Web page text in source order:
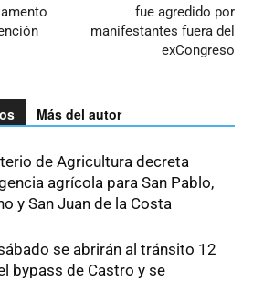
fue agredido por
manifestantes fuera del
exCongreso
Más del autor
de Agricultura decreta
agrícola para San Pablo,
y San Juan de la Costa
se abrirán al tránsito 12
bypass de Castro y se